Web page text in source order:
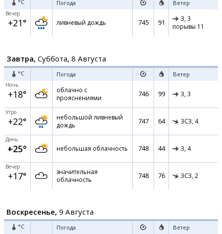
°C Погода Ветер
Вечер
+21° ливневый дождь 745 91 З, 3
порывы 11
Завтра, Суббота, 8 Августа
°C Погода Ветер
Ночь
+18°
облачно с
прояснениями
746 99 З, 3
Утро
+22°
небольшой ливневый
дождь
747 64 ЗСЗ, 4
День
+25° небольшая облачность 748 44 З, 4
Вечер
+17°
значительная
облачность
748 76 ЗСЗ, 2
Воскресенье, 9 Августа
°C Погода Ветер